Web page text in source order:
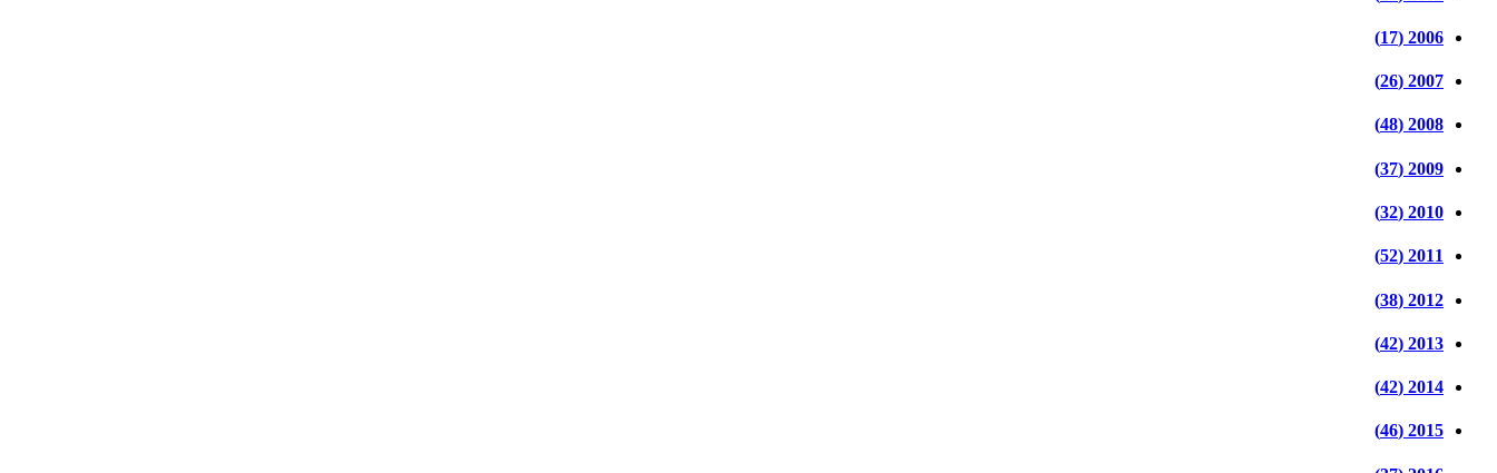
2006 (17)
2007 (26)
2008 (48)
2009 (37)
2010 (32)
2011 (52)
2012 (38)
2013 (42)
2014 (42)
2015 (46)